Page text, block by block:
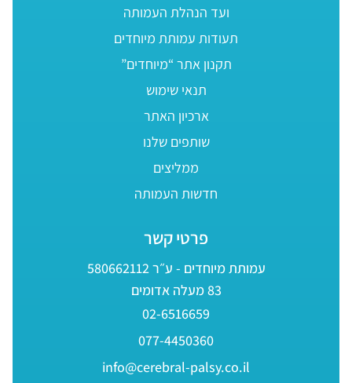
ועד הנהלת העמותה
תעודות עמותת מיוחדים
תקנון אתר “מיוחדים”
תנאי שימוש
ארכיון האתר
שותפים שלנו
ממליצים
חדשות העמותה
פרטי קשר
עמותת מיוחדים - ע״ר 580662112
83 מעלה אדומים
02-6516659
077-4450360
info@cerebral-palsy.co.il